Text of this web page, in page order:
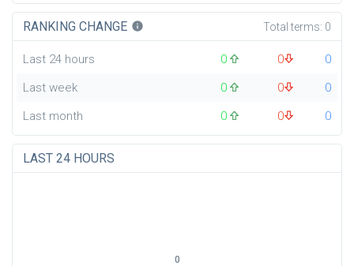
RANKING CHANGE info Total terms: 0
Last 24 hours 0 0
0
Last week
0 0
0
Last month
0 0 0
LAST 24 HOURS
0